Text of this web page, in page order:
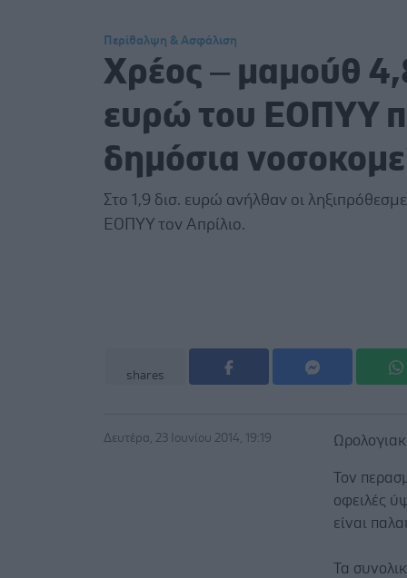
Περίθαλψη & Ασφάλιση
Χρέος – μαμούθ
ευρώ του ΕΟΠΥΥ
δημόσια
Στο 1,9 δισ. ευρώ ανήλθαν οι
ΕΟΠΥΥ τον Απρίλιο.
shares
Δευτέρα, 23 Ιουνίου 2014, 19:19
Τον
οφειλές
είναι
Τα